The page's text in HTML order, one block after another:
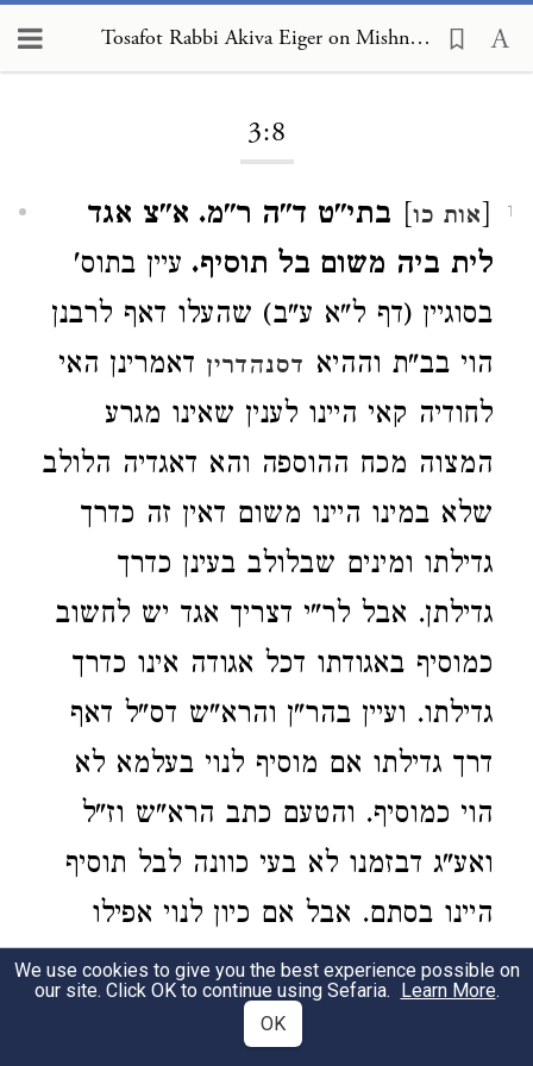
Tosafot Rabbi Akiva Eiger on Mishnah Sukkah 3:8
3:8
1
[אות כו] בתי"ט ד"ה ר"מ. א"צ אגד
לית ביה משום בל תוסיף. עיין בתוס'
בסוגיין (דף ל"א ע"ב) שהעלו דאף לרבנן
הוי בב"ת וההיא דסנהדרין דאמרינן האי
לחודיה קאי היינו לענין שאינו מגרע
המצוה מכח ההוספה והא דאגדיה הלולב
שלא במינו היינו משום דאין זה כדרך
גדילתו ומינים שבלולב בעינן כדרך
גדילתן. אבל לר"י דצריך אגד יש לחשוב
כמוסיף באגודתו דכל אגודה אינו כדרך
גדילתו. ועיין בהר"ן והרא"ש דס"ל דאף
דרך גדילתו אם מוסיף לנוי בעלמא לא
הוי כמוסיף. והטעם כתב הרא"ש וז"ל
ואע"ג דבזמנו לא בעי כוונה לבל תוסיף
היינו בסתם. אבל אם כיון לנוי אפילו
כדרך גדילתו לא הוי בב"ת (ונ"ל דהסברא
כמ"ש הר"ן (בפ"ג דר"ה) דאף למ"ד
We use cookies to give you the best experience possible on
our site. Click OK to continue using Sefaria. Learn More.
OK